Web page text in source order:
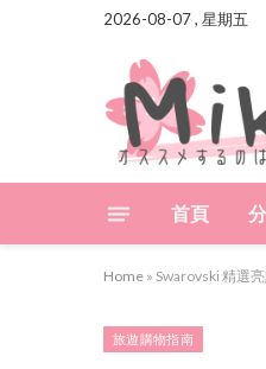
2026-08-07 , 星期五
首頁
Home » Swarovski 精選
旅遊購物指南